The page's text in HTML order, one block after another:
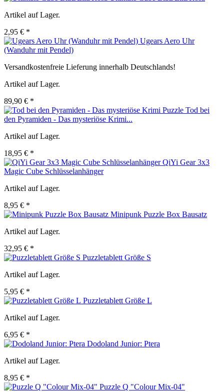
Artikel auf Lager.
2,95 € *
Ugears Aero Uhr
(Wanduhr mit Pendel)
Versandkostenfreie Lieferung innerhalb Deutschlands!
Artikel auf Lager.
89,90 € *
Tod bei
den Pyramiden - Das mysteriöse Krimi...
Artikel auf Lager.
18,95 € *
QiYi Gear 3x3
Magic Cube Schlüsselanhänger
Artikel auf Lager.
8,95 € *
Minipunk Puzzle Box Bausatz
Artikel auf Lager.
32,95 € *
Puzzletablett Größe S
Artikel auf Lager.
5,95 € *
Puzzletablett Größe L
Artikel auf Lager.
6,95 € *
Dodoland Junior: Ptera
Artikel auf Lager.
8,95 € *
Puzzle Q "Colour Mix-04"